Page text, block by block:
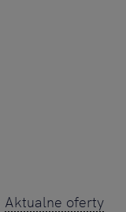
Aktualne oferty